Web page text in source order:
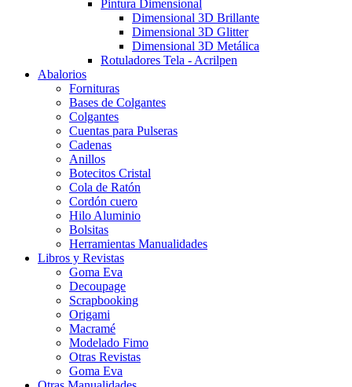
Pintura Dimensional
Dimensional 3D Brillante
Dimensional 3D Glitter
Dimensional 3D Metálica
Rotuladores Tela - Acrilpen
Abalorios
Fornituras
Bases de Colgantes
Colgantes
Cuentas para Pulseras
Cadenas
Anillos
Botecitos Cristal
Cola de Ratón
Cordón cuero
Hilo Aluminio
Bolsitas
Herramientas Manualidades
Libros y Revistas
Goma Eva
Decoupage
Scrapbooking
Origami
Macramé
Modelado Fimo
Otras Revistas
Goma Eva